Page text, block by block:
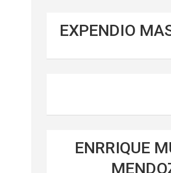
EXPENDIO
ENRRIQUE